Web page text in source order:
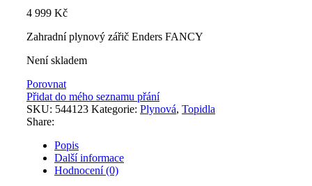
4 999 Kč
Zahradní plynový zářič Enders FANCY
Není skladem
Porovnat
Přidat do mého seznamu přání
SKU: 544123 Kategorie: Plynová, Topidla
Share:
Popis
Další informace
Hodnocení (0)